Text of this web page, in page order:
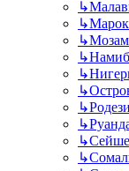
↳
↳
↳
↳
↳
↳
↳
↳
↳
↳